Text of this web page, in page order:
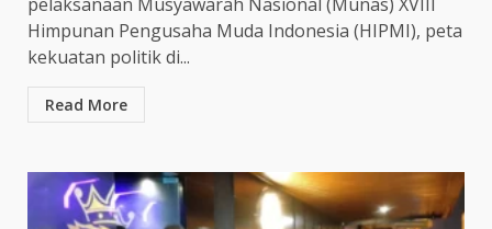
Himpunan Pengusaha Muda Indonesia (HIPMI), peta
kekuatan politik di...
Read More